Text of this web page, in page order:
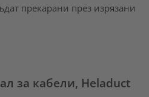
прекарани през изрязани
за кабели, Heladuct